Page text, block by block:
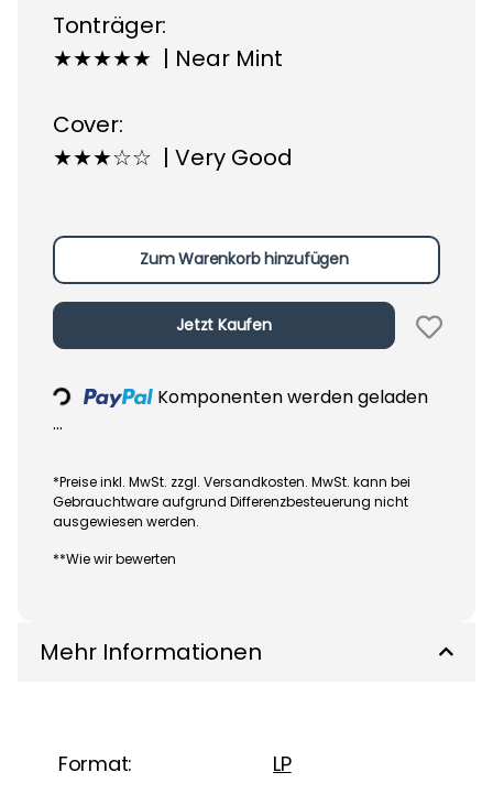
Tonträger:
★★★★★ | Near Mint
Cover:
★★★☆☆ | Very Good
Zum Warenkorb hinzufügen
Jetzt Kaufen
Loading...
Komponenten werden geladen
...
*Preise inkl. MwSt. zzgl. Versandkosten. MwSt. kann bei
Gebrauchtware aufgrund Differenzbesteuerung nicht
ausgewiesen werden.
**Wie wir bewerten
Mehr Informationen
Format: LP